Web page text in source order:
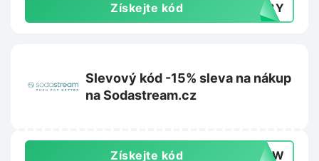
Získejte kód 148Y
Slevový kód -15% sleva na nákup
na Sodastream.cz
Získejte kód 0DYW